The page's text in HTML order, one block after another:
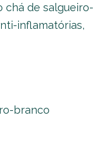
chá de salgueiro-
inflamatórias,
branco